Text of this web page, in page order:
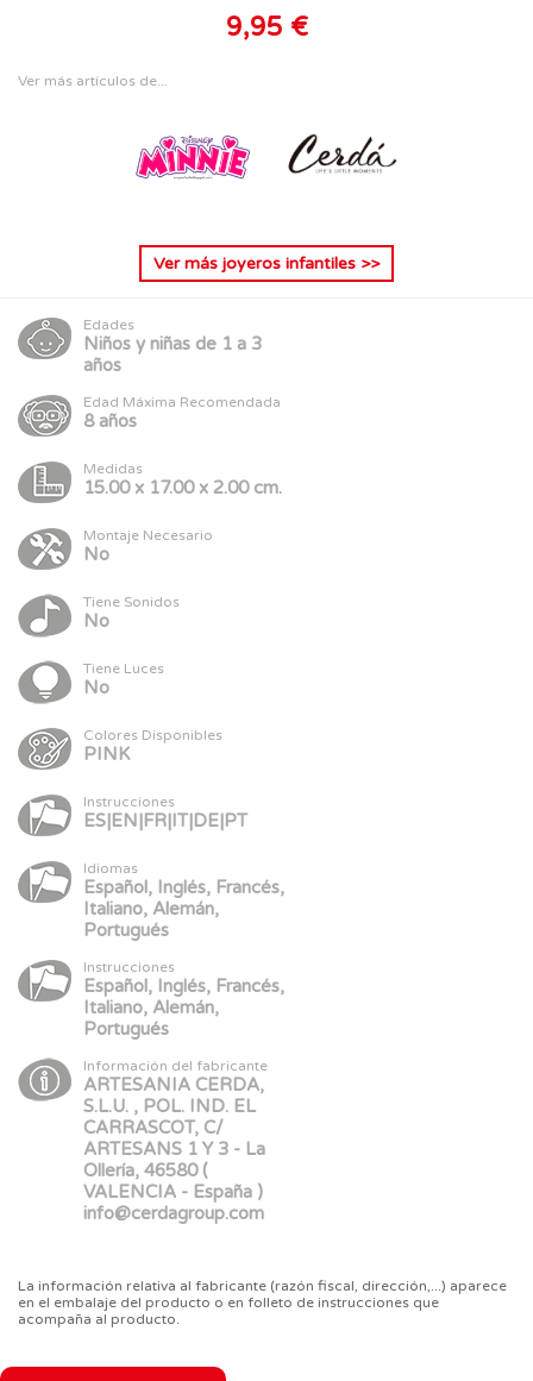
9,95 €
Ver más artículos de...
Ver más joyeros infantiles >>
Edades
Niños y niñas de 1 a 3
años
Edad Máxima Recomendada
8 años
Medidas
15.00 x 17.00 x 2.00 cm.
Montaje Necesario
No
Tiene Sonidos
No
Tiene Luces
No
Colores Disponibles
PINK
Instrucciones
ES|EN|FR|IT|DE|PT
Idiomas
Español, Inglés, Francés,
Italiano, Alemán,
Portugués
Instrucciones
Español, Inglés, Francés,
Italiano, Alemán,
Portugués
Información del fabricante
ARTESANIA CERDA,
S.L.U. , POL. IND. EL
CARRASCOT, C/
ARTESANS 1 Y 3 - La
Ollería, 46580 (
VALENCIA - España )
info@cerdagroup.com
La información relativa al fabricante (razón fiscal, dirección,...) aparece
en el embalaje del producto o en folleto de instrucciones que
acompaña al producto.